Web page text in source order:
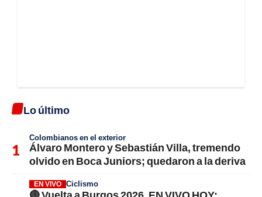
Lo último
Colombianos en el exterior
Álvaro Montero y Sebastián Villa, tremendo
olvido en Boca Juniors; quedaron a la deriva
EN VIVO Ciclismo